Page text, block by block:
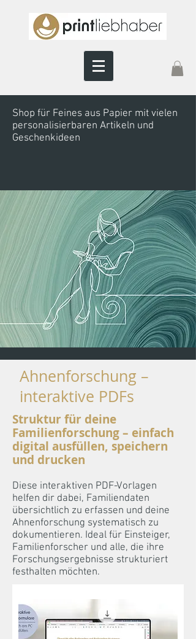
Shop für Feines aus Papier mit vielen
personalisierbaren Artikeln und
Geschenkideen
Ahnenforschung –
interaktive PDFs
Struktur für deine
Familienforschung – einfach
digital ausfüllen, speichern
und drucken
Diese interaktiven PDF-Vorlagen
helfen dir dabei, Familiendaten
übersichtlich zu erfassen und deine
Ahnenforschung systematisch zu
dokumentieren. Ideal für Einsteiger,
Familienforscher und alle, die ihre
Forschungsergebnisse strukturiert
festhalten möchten.